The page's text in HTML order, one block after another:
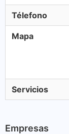
Télefono
Mapa
Servicios
Empresas